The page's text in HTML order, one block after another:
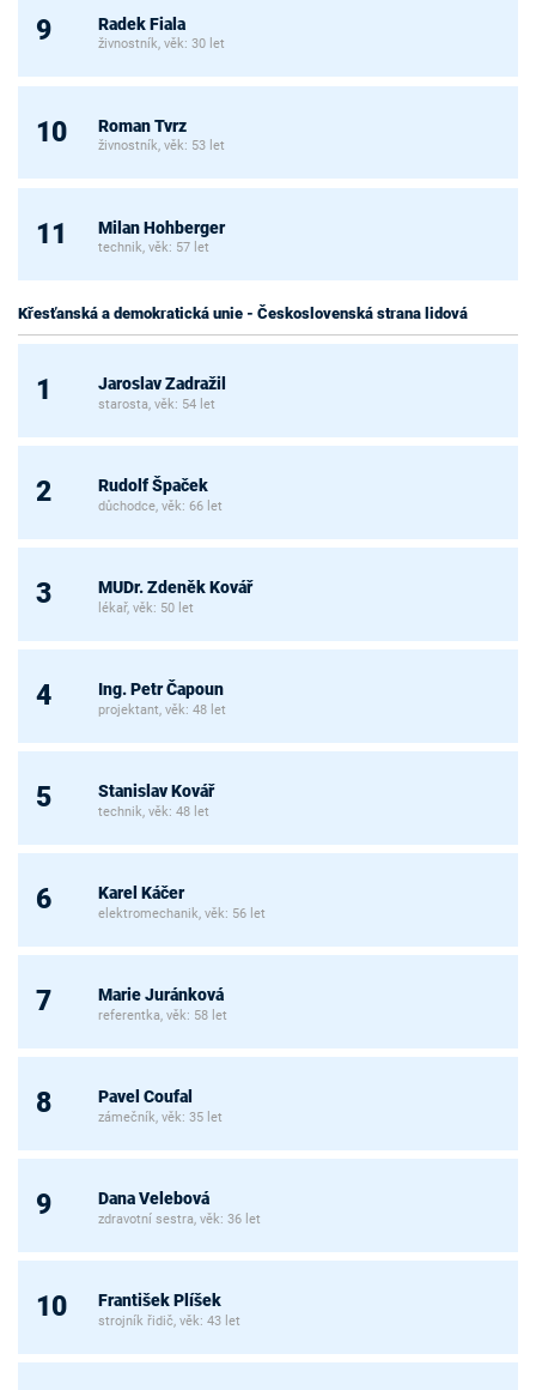
9 Radek Fiala
živnostník, věk: 30 let
10 Roman Tvrz
živnostník, věk: 53 let
11 Milan Hohberger
technik, věk: 57 let
Křesťanská a demokratická unie - Československá strana lidová
1 Jaroslav Zadražil
starosta, věk: 54 let
2 Rudolf Špaček
důchodce, věk: 66 let
3 MUDr. Zdeněk Kovář
lékař, věk: 50 let
4 Ing. Petr Čapoun
projektant, věk: 48 let
5 Stanislav Kovář
technik, věk: 48 let
6 Karel Káčer
elektromechanik, věk: 56 let
7 Marie Juránková
referentka, věk: 58 let
8 Pavel Coufal
zámečník, věk: 35 let
9 Dana Velebová
zdravotní sestra, věk: 36 let
10 František Plíšek
strojník řidič, věk: 43 let